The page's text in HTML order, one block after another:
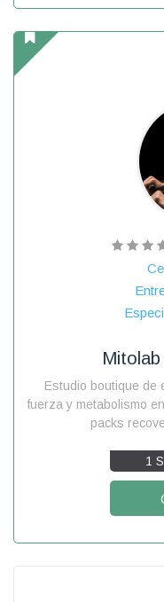
Estudio boutique de
fuerza y metabolismo
packs
1